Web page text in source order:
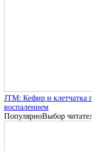
JTM: Кефир и клетчатка
воспалением
ПопулярноВыбор